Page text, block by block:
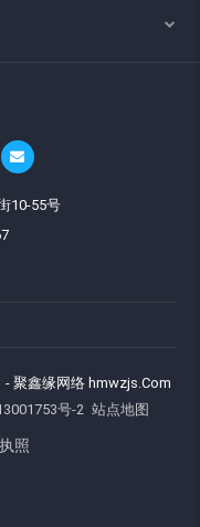
10-55号
- 聚鑫缘网络 hmwzjs.Com
号-2 站点地图
照